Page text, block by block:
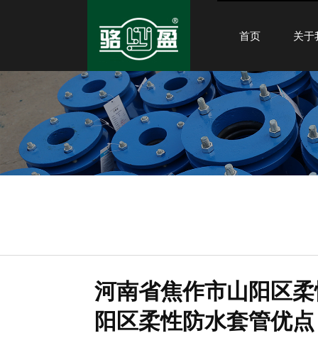
首页 关于
河南省焦作市山阳区
阳区柔性防水套管优